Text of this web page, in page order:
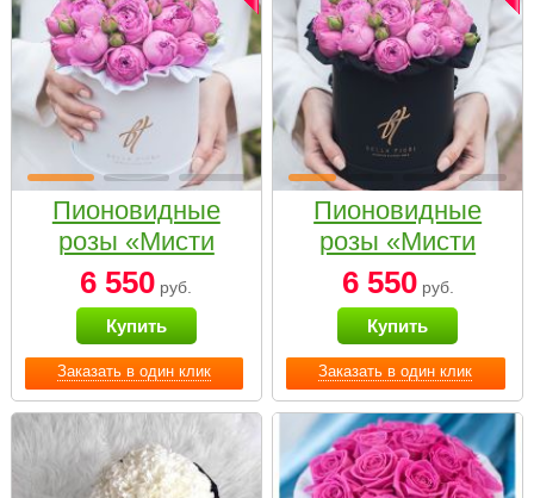
Заказать в один клик
Пионовидные
розы «Мисти
бабблс» в белой
коробке Small
6 550 руб.
Купить
Заказать в один клик
Пионовидные
розы «Мисти
бабблс» в
черной коробке
Small
6 550руб.
Купить